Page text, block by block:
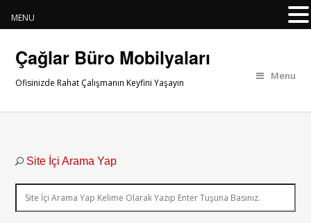
Çağlar Büro Mobilyaları
Ofisinizde Rahat Çalışmanın Keyfini Yaşayın
Menu
Site İçi Arama Yap
MENU